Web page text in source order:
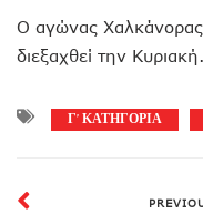
Ο αγώνας
διεξαχθεί την Κυριακή.
Γ’ ΚΑΤΗΓΟΡΙΑ